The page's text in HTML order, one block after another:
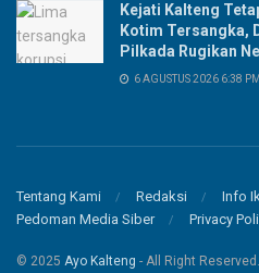
Kejati Kalteng
Kotim Tersangka,
Pilkada Rugikan
6 AGUSTUS 2026 6:38 PM
Tentang Kami Redaksi Info
Pedoman Media Siber
Privacy
© 2025 Ayo Kalteng - All Right Reserved.